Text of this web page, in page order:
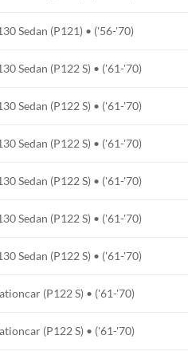
Sedan (P121) • ('56-'70)
Sedan (P122 S) • ('61-'70)
Sedan (P122 S) • ('61-'70)
Sedan (P122 S) • ('61-'70)
Sedan (P122 S) • ('61-'70)
Sedan (P122 S) • ('61-'70)
Sedan (P122 S) • ('61-'70)
(P122 S) • ('61-'70)
(P122 S) • ('61-'70)